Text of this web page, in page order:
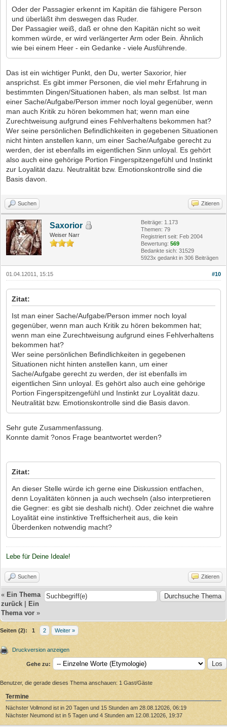
Oder der Passagier erkennt im Kapitän die fähigere Person
und überläßt ihm deswegen das Ruder.
Der Passagier weiß, daß er ohne den Kapitän nicht so weit
kommen würde, er wird verlängerter Arm oder Bein. Ähnlich
wie bei einem Heer - ein Gedanke - viele Ausführende.
Das ist ein wichtiger Punkt, den Du, werter Saxorior, hier
ansprichst. Es gibt immer Personen, die viel mehr Erfahrung in
bestimmten Dingen/Situationen haben, als man selbst. Ist man
einer Sache/Aufgabe/Person immer noch loyal gegenüber, wenn
man auch Kritik zu hören bekommen hat; wenn man eine
Zurechtweisung aufgrund eines Fehlverhaltens bekommen hat?
Wer seine persönlichen Befindlichkeiten in gegebenen Situationen
nicht hinten anstellen kann, um einer Sache/Aufgabe gerecht zu
werden, der ist ebenfalls im eigentlichen Sinn unloyal. Es gehört
also auch eine gehörige Portion Fingerspitzengefühl und Instinkt
zur Loyalität dazu. Neutralität bzw. Emotionskontrolle sind die
Basis davon.
Suchen Zitieren
Saxorior
Weiser Narr
Beiträge: 1.173
Themen: 79
Registriert seit: Feb 2004
Bewertung: 569
Bedankte sich: 31529
5923x gedankt in 306 Beiträgen
#10
01.04.12011, 15:15
Zitat:
Ist man einer Sache/Aufgabe/Person immer noch loyal
gegenüber, wenn man auch Kritik zu hören bekommen hat;
wenn man eine Zurechtweisung aufgrund eines Fehlverhaltens
bekommen hat?
Wer seine persönlichen Befindlichkeiten in gegebenen
Situationen nicht hinten anstellen kann, um einer
Sache/Aufgabe gerecht zu werden, der ist ebenfalls im
eigentlichen Sinn unloyal. Es gehört also auch eine gehörige
Portion Fingerspitzengefühl und Instinkt zur Loyalität dazu.
Neutralität bzw. Emotionskontrolle sind die Basis davon.
Sehr gute Zusammenfassung.
Konnte damit ?onos Frage beantwortet werden?
Zitat:
An dieser Stelle würde ich gerne eine Diskussion entfachen,
denn Loyalitäten können ja auch wechseln (also interpretieren
die Gegner: es gibt sie deshalb nicht). Oder zeichnet die wahre
Loyalität eine instinktive Treffsicherheit aus, die kein
Überdenken notwendig macht?
Lebe für Deine Ideale!
Suchen Zitieren
« Ein Thema
zurück
Ein
Thema vor »
Seiten (2): 1 2 Weiter »
Druckversion anzeigen
Gehe zu:
Benutzer, die gerade dieses Thema anschauen: 1 Gast/Gäste
Termine
Nächster Vollmond ist in 20 Tagen und 15 Stunden am 28.08.12026, 06:19
Nächster Neumond ist in 5 Tagen und 4 Stunden am 12.08.12026, 19:37